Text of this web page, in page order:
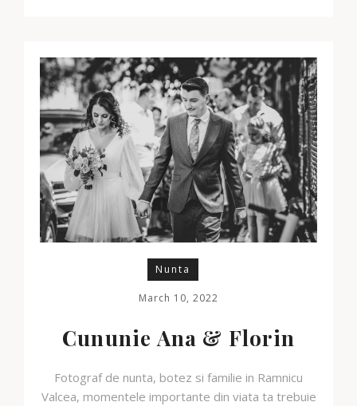
Nunta
March 10, 2022
Cununie Ana & Florin
Fotograf de nunta, botez si familie in Ramnicu
Valcea, momentele importante din viata ta trebuie